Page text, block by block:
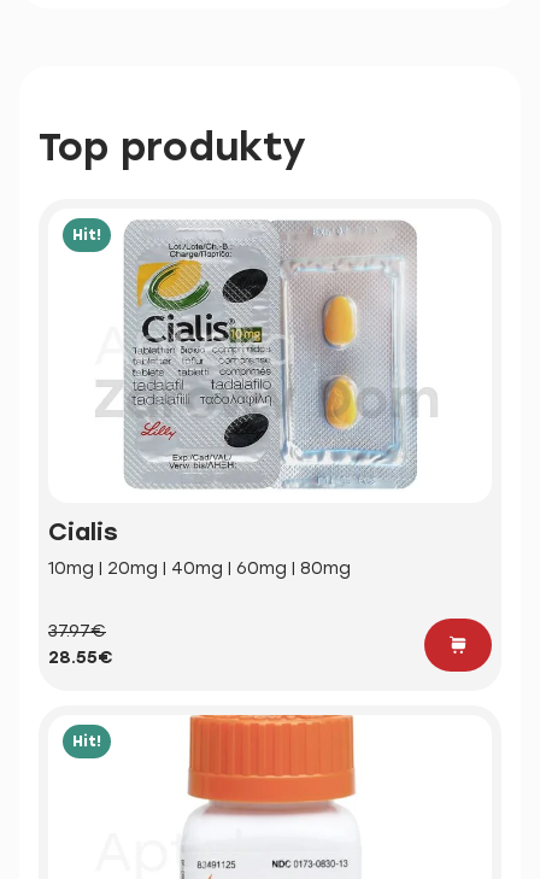
Top produkty
Hit!
Cialis
10mg | 20mg | 40mg | 60mg | 80mg
37.97€
28.55€
Hit!